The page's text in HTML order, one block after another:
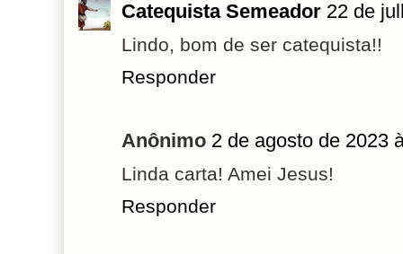
Catequista Semeador 22 de
Lindo, bom de ser catequista!!
Responder
Anônimo 2 de agosto de 2023
Linda carta! Amei Jesus!
Responder